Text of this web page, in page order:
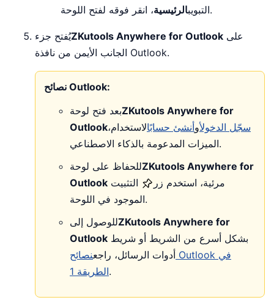
التبويبالرئيسية ، انقر فوقه لفتح اللوحة.
يُفتح جزءZKutools Anywhere for Outlook
الجانب الأيمن من نافذة Outlook.
نصائح Outlook:
بعد فتح لوحةZKutools Anywhere for
Outlook، سجّل الدخولأوأنشئ حسابًالاستخدام
الميزات المدعومة بالذكاء الاصطناعي.
للحفاظ على لوحةZKutools Anywhere for
Outlook
مرئية، استخدم زر
التثبيت
الموجود في اللوحة.
للوصول إلىZKutools Anywhere for
Outlook
أدوات الرسائل، راجعنصائح Outlook في
الطريقة 1.